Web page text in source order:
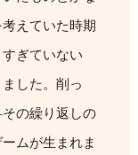
えていた時期
ぎていない
した。削っ
の繰り返しの
ムが生まれま